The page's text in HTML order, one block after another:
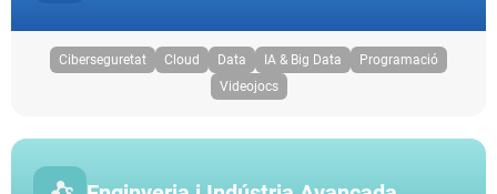
Ciberseguretat Cloud Data IA & Big Data
Programació
Videojocs